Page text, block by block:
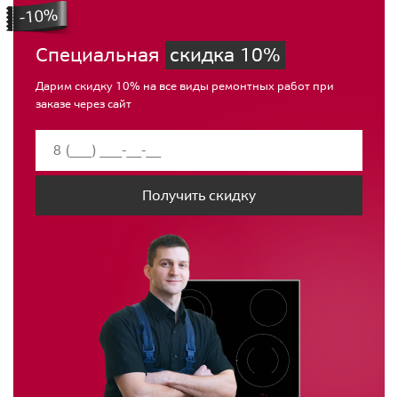
Специальная скидка 10%
Дарим скидку 10% на все виды ремонтных работ при
заказе через сайт
Получить скидку